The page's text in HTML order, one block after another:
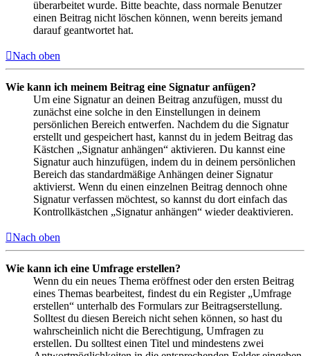
überarbeitet wurde. Bitte beachte, dass normale Benutzer
einen Beitrag nicht löschen können, wenn bereits jemand
darauf geantwortet hat.
Nach oben
Wie kann ich meinem Beitrag eine Signatur anfügen?
Um eine Signatur an deinen Beitrag anzufügen, musst du
zunächst eine solche in den Einstellungen in deinem
persönlichen Bereich entwerfen. Nachdem du die Signatur
erstellt und gespeichert hast, kannst du in jedem Beitrag das
Kästchen „Signatur anhängen“ aktivieren. Du kannst eine
Signatur auch hinzufügen, indem du in deinem persönlichen
Bereich das standardmäßige Anhängen deiner Signatur
aktivierst. Wenn du einen einzelnen Beitrag dennoch ohne
Signatur verfassen möchtest, so kannst du dort einfach das
Kontrollkästchen „Signatur anhängen“ wieder deaktivieren.
Nach oben
Wie kann ich eine Umfrage erstellen?
Wenn du ein neues Thema eröffnest oder den ersten Beitrag
eines Themas bearbeitest, findest du ein Register „Umfrage
erstellen“ unterhalb des Formulars zur Beitragserstellung.
Solltest du diesen Bereich nicht sehen können, so hast du
wahrscheinlich nicht die Berechtigung, Umfragen zu
erstellen. Du solltest einen Titel und mindestens zwei